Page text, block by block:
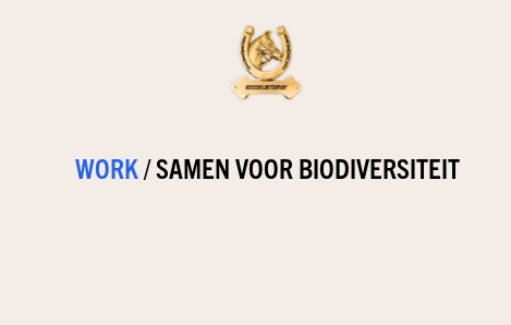
WORK/SAMEN VOOR BIODIVERSITEIT